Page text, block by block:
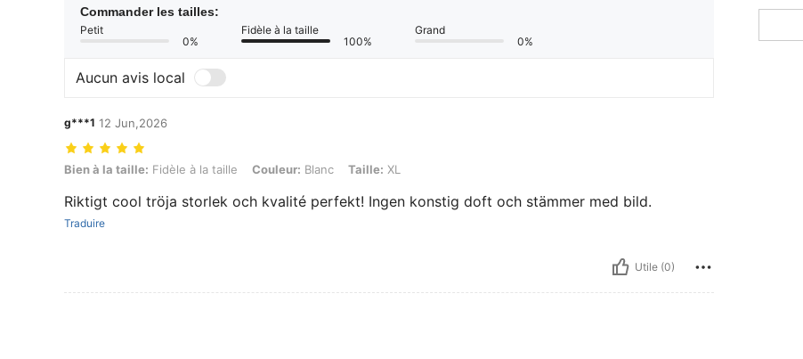
Commander les tailles:
Petit
0%
Fidèle à la taille
100%
Grand
0%
Aucun avis local
g***1 12 Jun,2026
Bien à la taille: Fidèle à la taille, Couleur: Blanc, Taille: XL
Bien à la taille: Fidèle à la taille Couleur: Blanc Taille: XL
Riktigt cool tröja storlek och kvalité perfekt! Ingen konstig doft och stämmer med bild.
Traduire
Utile (0)